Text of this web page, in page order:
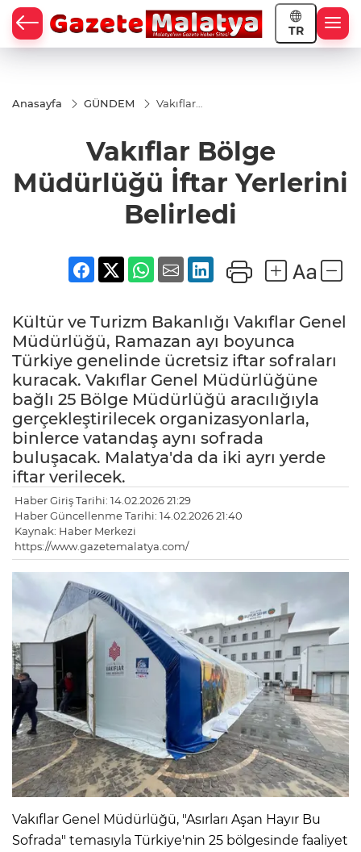
TR
Anasayfa GÜNDEM
Vakıflar
İftar
Yerlerini
Belirledi
Vakıflar Bölge
Müdürlüğü İftar Yerlerini
Belirledi
Kültür ve Turizm Bakanlığı Vakıflar Genel
Müdürlüğü, Ramazan ayı boyunca
Türkiye genelinde ücretsiz iftar sofraları
kuracak. Vakıflar Genel Müdürlüğüne
bağlı 25 Bölge Müdürlüğü aracılığıyla
gerçekleştirilecek organizasyonlarla,
binlerce vatandaş aynı sofrada
buluşacak. Malatya'da da iki ayrı yerde
iftar verilecek.
Haber Giriş Tarihi: 14.02.2026 21:29
Haber Güncellenme Tarihi: 14.02.2026 21:40
Kaynak: Haber Merkezi
https://www.gazetemalatya.com/
Vakıflar Genel Müdürlüğü, "Asırları Aşan Hayır Bu
Sofrada" temasıyla Türkiye'nin 25 bölgesinde faaliyet